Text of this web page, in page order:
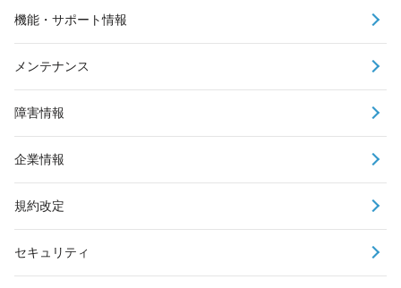
機能・サポート情報
メンテナンス
障害情報
企業情報
規約改定
セキュリティ